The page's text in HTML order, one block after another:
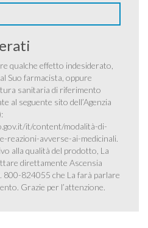
qualche effetto indesiderato,
Suo farmacista, oppure
sanitaria di riferimento
al seguente sito dell’Agenzia
it/content/modalità-di-
reazioni-avverse-ai-medicinali.
alla qualità del prodotto, La
direttamente Ascensia
800-824055 che La farà parlare
Grazie per l’attenzione.